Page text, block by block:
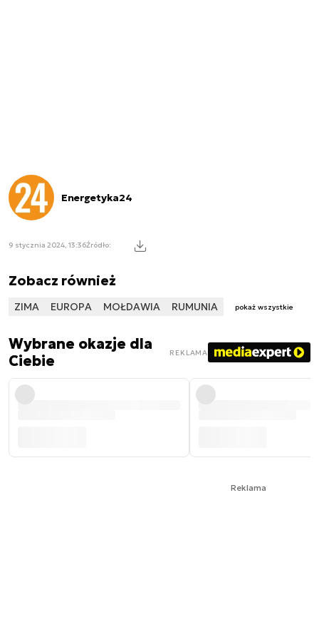
Energetyka24
9 stycznia 2024, 13:36Źródło:
Zobacz również
ZIMA EUROPA MOŁDAWIA RUMUNIA pokaż wszystkie
Wybrane okazje dla
Ciebie
REKLAMA
Reklama